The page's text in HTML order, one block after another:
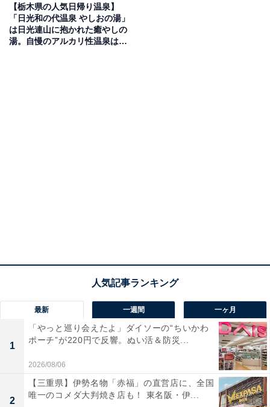
【栃木県の人気日帰り温泉】
「日光和の代温泉 やしおの湯」
は日光連山に抱かれた癒やしの
湯。自慢のアルカリ性温泉は肌
最新 一週間 一ヶ月
1
「やっと巡り会えたよ」ダイソーの“ちいかわ
ポーチ”が220円で反響。ぬい活＆防災...
2026/08/06
2
【三重県】伊勢名物「赤福」の直営店に、全国
唯一のコメダ大判焼き店も！ 東名阪・伊...